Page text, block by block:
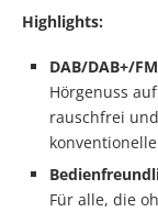
Highlights:
DAB/DAB+/FM
Hörgenuss
rauschfrei
Für alle, die